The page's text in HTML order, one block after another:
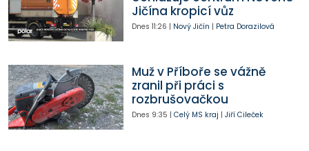
Jičína kropicí vůz
Dnes 11:26 | Nový Jičín | Petra Dorazilová
Muž v Příboře se vážně
zranil při práci s
rozbrušovačkou
Dnes 9:35 | Celý MS kraj | Jiří Cileček